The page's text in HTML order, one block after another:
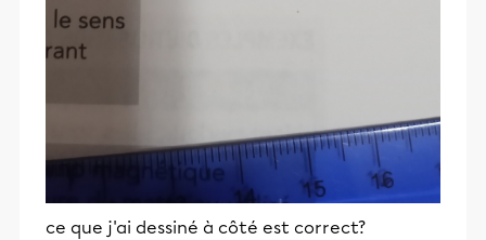
ce que j'ai dessiné à côté est correct?